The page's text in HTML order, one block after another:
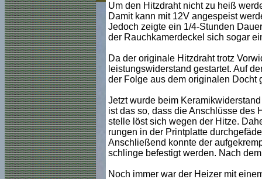
Um den Hitzdraht nicht zu heiß
Damit kann mit 12V angespeist
Jedoch zeigte ein 1/4-Stunden
der Rauchkamerdeckel sich sogar
Da der originale Hitzdraht trotz
leistungswiderstand gestartet. Auf
der Folge aus dem originalen Docht
Jetzt wurde beim
ist das so, dass die Anschlüsse des
stelle löst sich wegen der Hitze.
rungen in der Printplatte
Anschließend konnte der
schlinge befestigt werden. Nach
Noch immer war der Heizer mit